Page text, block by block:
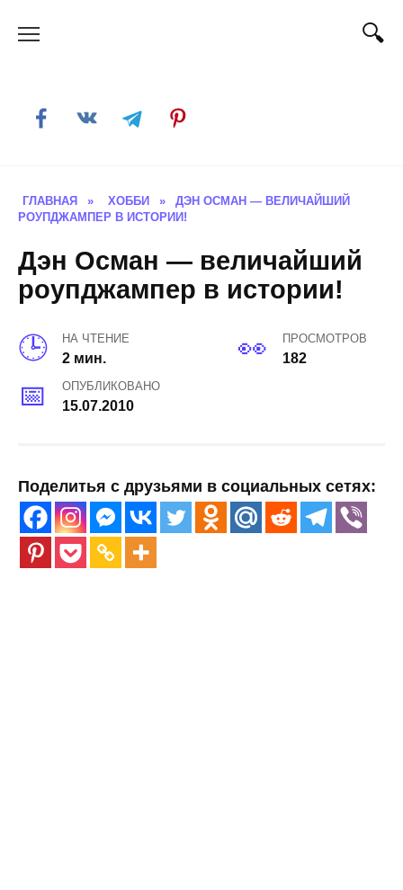
ГЛАВНАЯ » ХОББИ »
ДЭН ОСМАН — ВЕЛИЧАЙШИЙ
РОУПДЖАМПЕР В ИСТОРИИ!
Дэн Осман — величайший
роупджампер в истории!
НА ЧТЕНИЕ
2 мин.
ПРОСМОТРОВ
182
ОПУБЛИКОВАНО
15.07.2010
Поделитья с друзьями в социальных сетях: